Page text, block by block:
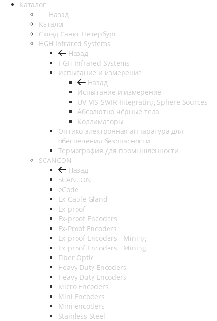
Каталог
Назад
Каталог
Cклад Санкт-Петербург
HGH Infrared Systems
Назад
HGH Infrared Systems
Испытание и измерение
Назад
Испытание и измерение
UV-VIS-SWIR Integrating Sphere Sources
Абсолютно чёрные тела
Коллиматоры
Оптико-электронная аппаратура для
обеспечения безопасности
Термография для промышленности
SCANCON
Назад
SCANCON
eCode
Ex-Cable Gland
Ex-proof
Ex-proof Encoders
Ex-Proof Encoders
Ex-proof Encoders - Mining
Ex-proof Encoders - Mining
Fiber Optic
Heavy Duty Encoders
Heavy Duty Encoders
Micro Encoders
Mini Encoders
Mini encoders
Stainless Steel